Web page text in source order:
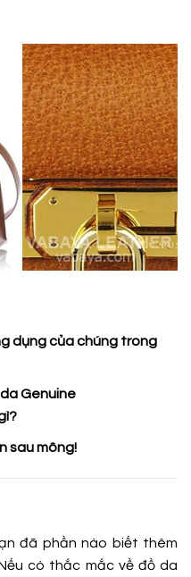
dụng của chúng trong
Genuine
sau mông!
đã phần nào biết thêm
có thắc mắc về đồ da